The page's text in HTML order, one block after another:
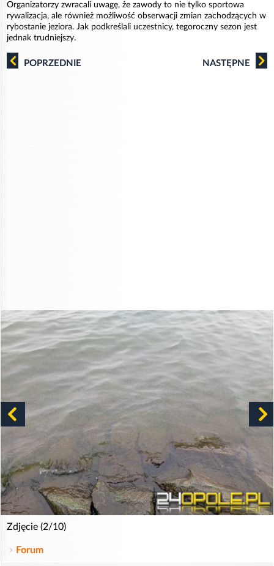
Organizatorzy zwracali uwagę, że zawody to nie tylko sportowa
rywalizacja, ale również możliwość obserwacji zmian zachodzących w
rybostanie jeziora. Jak podkreślali uczestnicy, tegoroczny sezon jest
jednak trudniejszy.
POPRZEDNIE NASTĘPNE
Zdjęcie (2/10)
Forum